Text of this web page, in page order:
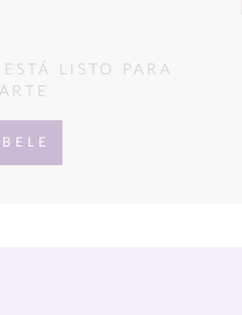
LISTO PARA